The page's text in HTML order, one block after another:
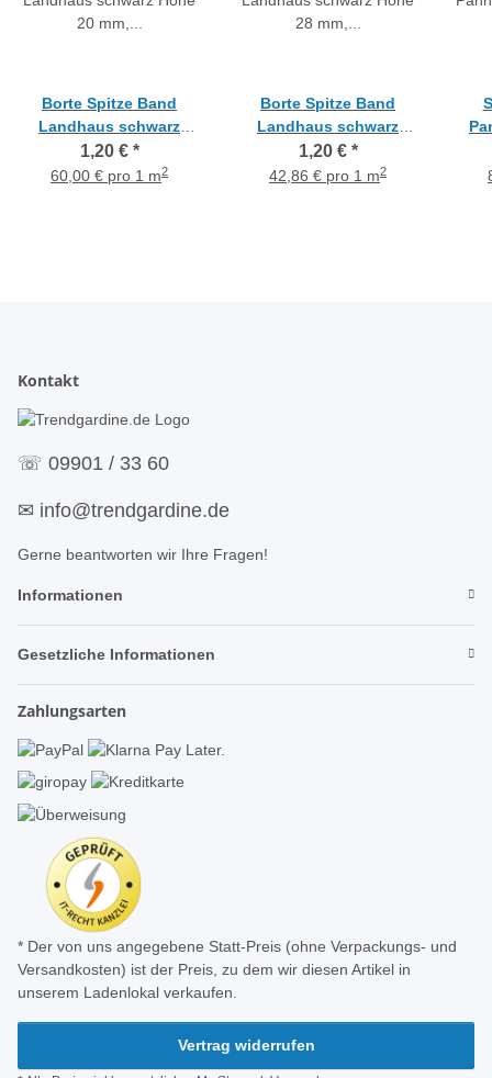
Borte Spitze Band
Landhaus schwarz
Höhe 20 mm, Meterware
1,20 € *
60,00 € pro 1 m2
Borte Spitze Band
Landhaus schwarz
Höhe 28 mm, Meterware
1,20 € *
42,86 € pro 1 m2
Kontakt
☏ 09901 / 33 60
✉ info@trendgardine.de
Gerne beantworten wir Ihre Fragen!
Informationen
Gesetzliche Informationen
Zahlungsarten
* Der von uns angegebene Statt-Preis (ohne Verpackungs- und
Versandkosten) ist der Preis, zu dem wir diesen Artikel in
unserem Ladenlokal verkaufen.
Vertrag widerrufen